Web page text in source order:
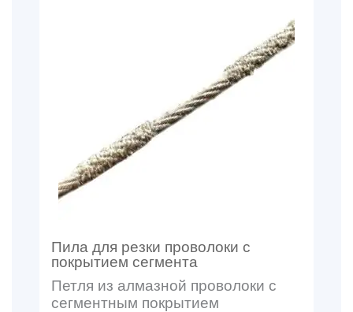
Пила для резки проволоки с
покрытием сегмента
Петля из алмазной проволоки с
сегментным покрытием